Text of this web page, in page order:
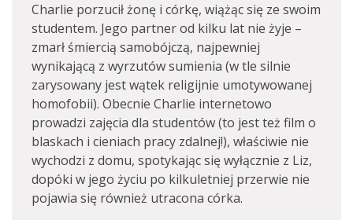
Charlie porzucił żonę i córkę, wiążąc się ze swoim
studentem. Jego partner od kilku lat nie żyje –
zmarł śmiercią samobójczą, najpewniej
wynikającą z wyrzutów sumienia (w tle silnie
zarysowany jest wątek religijnie umotywowanej
homofobii). Obecnie Charlie internetowo
prowadzi zajęcia dla studentów (to jest też film o
blaskach i cieniach pracy zdalnej!), właściwie nie
wychodzi z domu, spotykając się wyłącznie z Liz,
dopóki w jego życiu po kilkuletniej przerwie nie
pojawia się również utracona córka.